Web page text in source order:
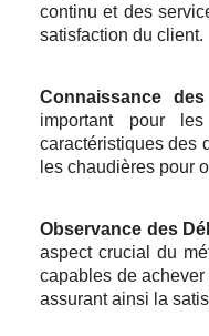
continu et des
satisfaction du client.
Connaissance
important pour
caractéristiques des
les chaudières pour
Observance des
aspect crucial du
capables de
assurant ainsi la